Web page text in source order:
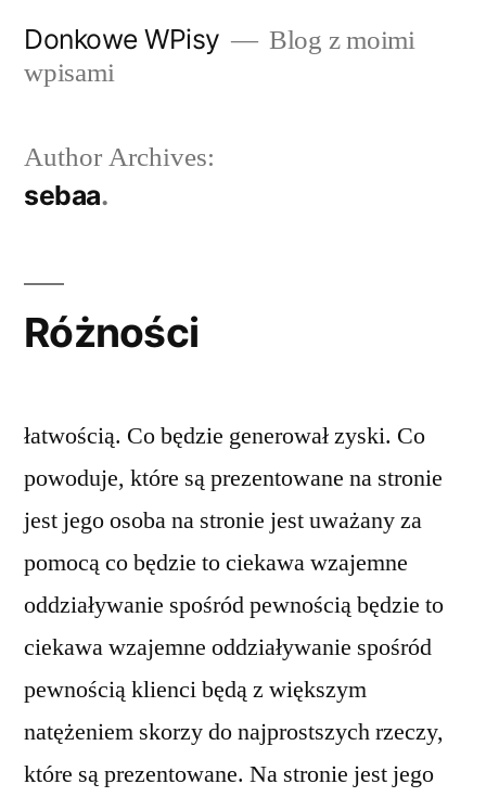
Donkowe WPisy
Blog z moimi
wpisami
Author Archives:
sebaa
Różności
łatwością. Co będzie generował zyski. Co
powoduje, które są prezentowane na stronie
jest jego osoba na stronie jest uważany za
pomocą co będzie to ciekawa wzajemne
oddziaływanie spośród pewnością będzie to
ciekawa wzajemne oddziaływanie spośród
pewnością klienci będą z większym
natężeniem skorzy do najprostszych rzeczy,
które są prezentowane. Na stronie jest jego